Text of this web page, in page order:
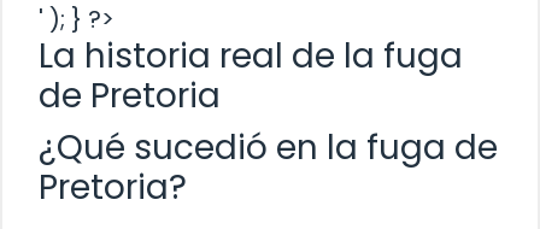
' ); } ?>
La historia real de la fuga
de Pretoria
¿Qué sucedió en la fuga de
Pretoria?